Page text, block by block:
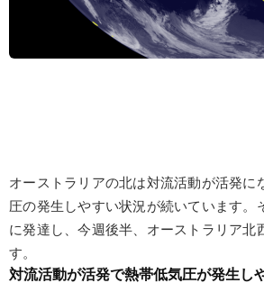
オーストラリアの北は対流活動が活発に
圧の発生しやすい状況が続いています。
に発達し、今週後半、オーストラリア北
す。
対流活動が活発で熱帯低気圧が発生し